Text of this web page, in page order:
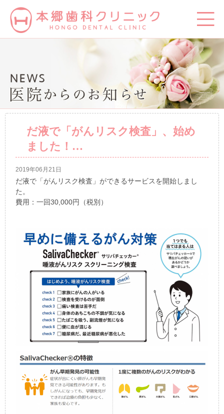
だ液で「がんリスク検査」、始め
ました！…
2019年06月21日
だ液で「がんリスク検査」ができるサービスを開始しまし
た。
費用：一回30,000円（税別）